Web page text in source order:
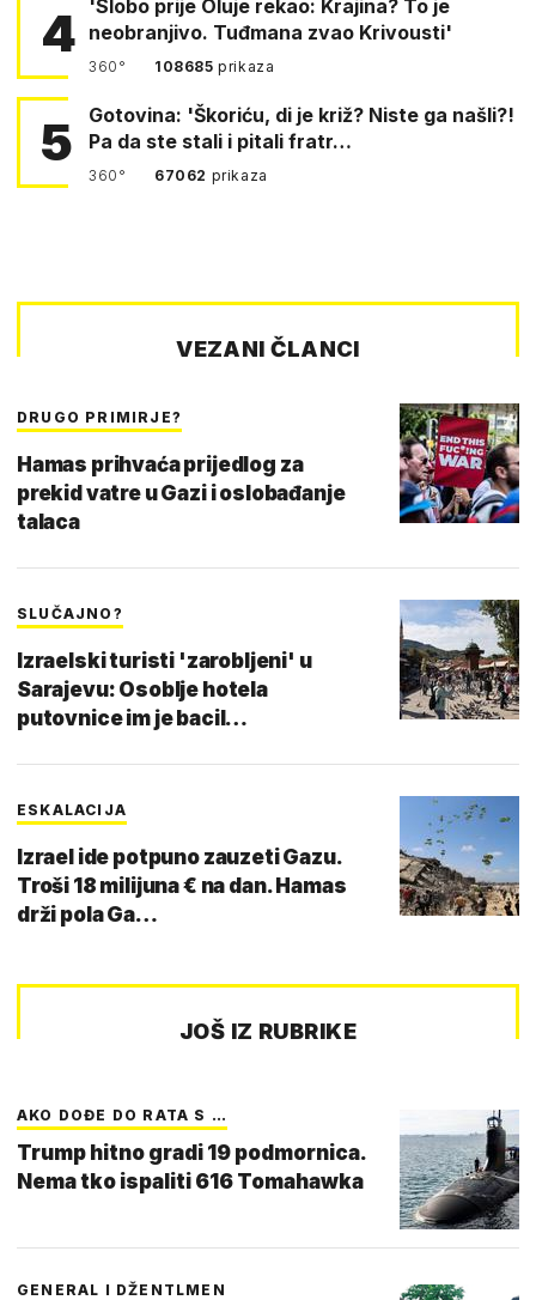
4
'Slobo prije Oluje rekao: Krajina? To je
neobranjivo. Tuđmana zvao Krivousti'
360° 108685prikaza
5
Gotovina: 'Škoriću, di je križ? Niste ga našli?!
Pa da ste stali i pitali fratr…
360° 67062 prikaza
VEZANI ČLANCI
DRUGO PRIMIRJE?
Hamas prihvaća prijedlog za
prekid vatre u Gazi i oslobađanje
talaca
SLUČAJNO?
Izraelski turisti 'zarobljeni' u
Sarajevu: Osoblje hotela
putovnice im je bacil…
ESKALACIJA
Izrael ide potpuno zauzeti Gazu.
Troši 18 milijuna € na dan. Hamas
drži pola Ga…
JOŠ IZ RUBRIKE
AKO DOĐE DO RATA S …
Trump hitno gradi 19 podmornica.
Nema tko ispaliti 616 Tomahawka
GENERAL I DŽENTLMEN